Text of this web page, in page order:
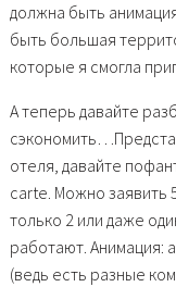
должна быть
быть большая
которые я смогла
А теперь давайте
отеля, давайте
carte. Можно заявить
только 2 или даже
работают. Анимация:
(ведь есть разные